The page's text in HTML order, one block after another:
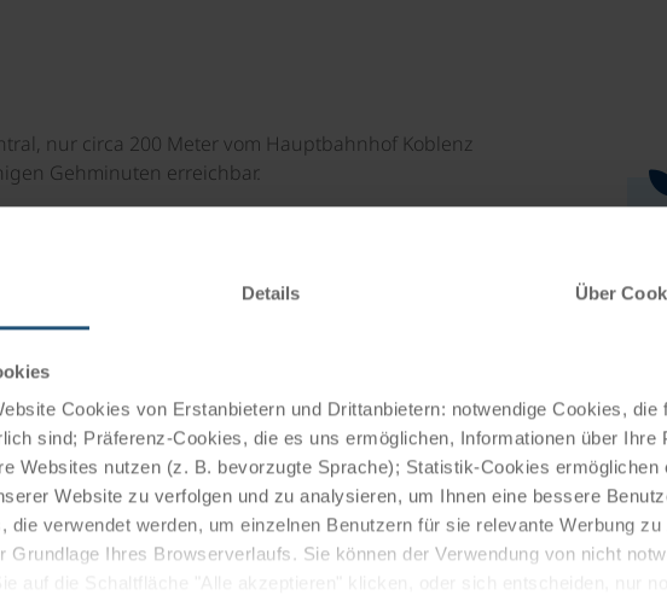
Details Über
Cookies von Erstanbietern und Drittanbietern: notwendige Cookies, die
sind; Präferenz-Cookies, die es uns ermöglichen, Informationen über Ihre
Websites nutzen (z. B. bevorzugte Sprache); Statistik-Cookies ermöglichen
Website zu verfolgen und zu analysieren, um Ihnen eine bessere
die verwendet werden, um einzelnen Benutzern für sie relevante Werbung zu
Grundlage Ihres Browserverlaufs. Sie können der Verwendung von nicht
nur circa 200 Meter vom Hauptbahnhof Koblenz
Gehminuten erreichbar.
Zimmer, die mit Bad oder Dusche/WC, Fön, Sat.-TV,
frische Küche begleitet von Weinen von Rhein und
auch eine abschließbare Abstellmöglichkeit für Räder